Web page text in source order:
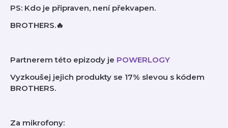
PS: Kdo je připraven, není překvapen.
BROTHERS.🔥
Partnerem této epizody je POWERLOGY
Vyzkoušej jejich produkty se 17% slevou s kódem
BROTHERS.
Za mikrofony: